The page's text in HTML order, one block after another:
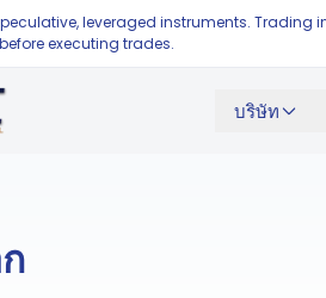
leveraged instruments. Trading
executing trades.
บริษัท